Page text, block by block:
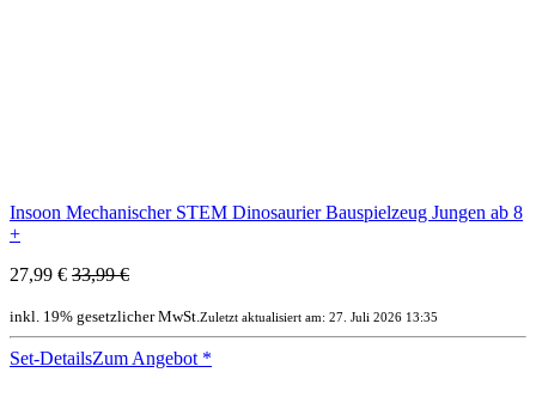
Insoon Mechanischer STEM Dinosaurier Bauspielzeug Jungen ab 8
+
27,99 € 33,99 €
inkl. 19% gesetzlicher MwSt.Zuletzt aktualisiert am: 27. Juli 2026 13:35
Set-DetailsZum Angebot *